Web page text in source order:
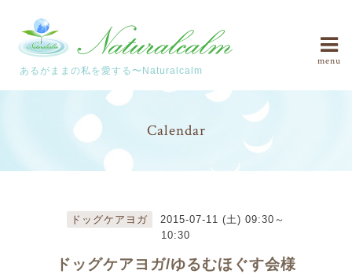
あるがままの私を愛する〜Naturalcalm
menu
Calendar
ドッグケアヨガ
2015-07-11 (土) 09:30～
10:30
ドッグケアヨガ/ゆるむほぐす会様